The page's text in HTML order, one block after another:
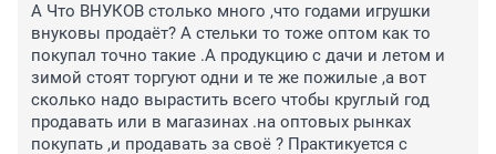
А Что ВНУКОВ столько много ,что годами игрушки
внуковы продаёт? А стельки то тоже оптом как то
покупал точно такие .А продукцию с дачи и летом и
зимой стоят торгуют одни и те же пожилые ,а вот
сколько надо вырастить всего чтобы круглый год
продавать или в магазинах .на оптовых рынках
покупать ,и продавать за своё ? Практикуется с